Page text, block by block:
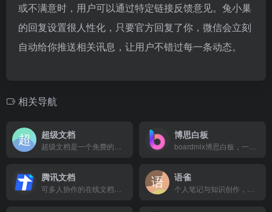
或不满意时，用户可以通过特定链接反馈意见。兔小巢
的回复设置很人性化，只要官方回复了你，微信会立刻
自动给你推送相关讯息，让用户不错过每一条动态。
相关导航
超级文档 博思白板
腾讯文档 语雀